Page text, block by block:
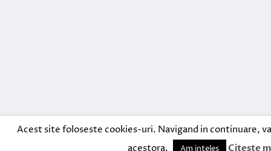
Acest site foloseste cookies-uri. Navigand in continuare,
acestora.
Am inteles Citeste